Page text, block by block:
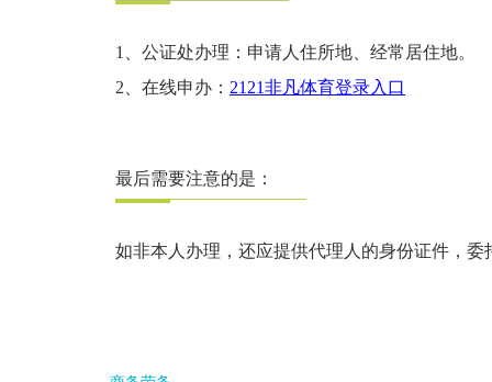
1、公证处办理：申请人住所地、经常居住地。
2、在线申办： 2121非凡体育登录入口
最后需要注意的是：
如非本人办理，还应提供代理人的身份证件，委